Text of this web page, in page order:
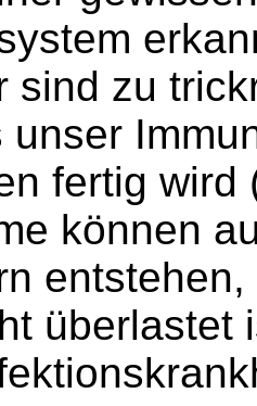
sind zu
unser
fertig wird
können
überlastet